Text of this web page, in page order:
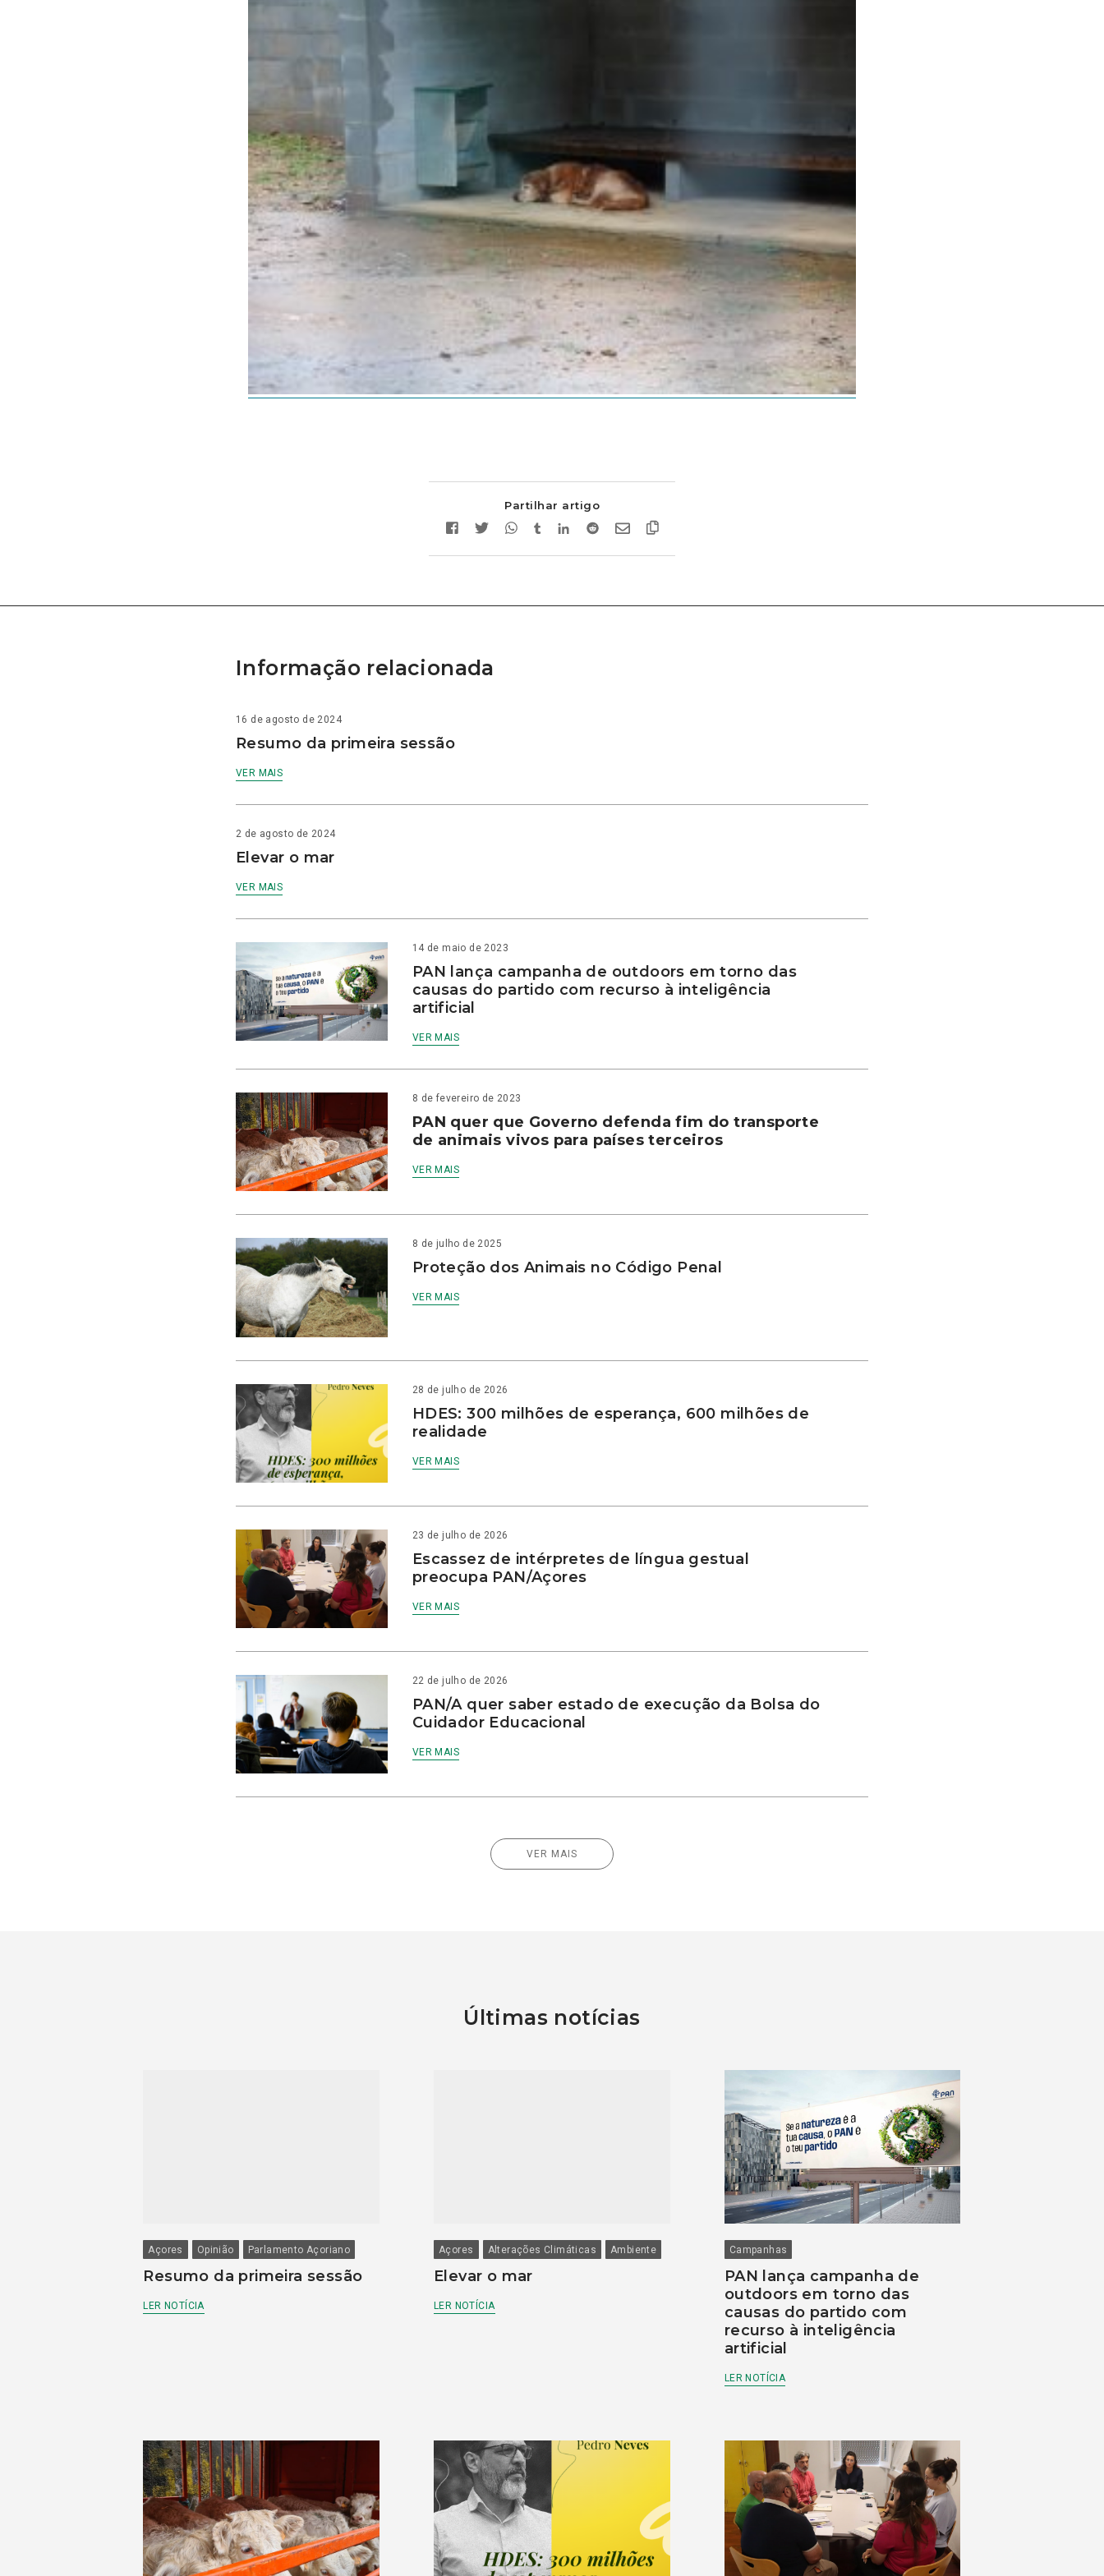
Partilhar artigo
Informação relacionada
16 de agosto de 2024
Resumo da primeira sessão
VER MAIS
2 de agosto de 2024
Elevar o mar
VER MAIS
14 de maio de 2023
PAN lança campanha de outdoors em torno das
causas do partido com recurso à inteligência
artificial
VER MAIS
8 de fevereiro de 2023
PAN quer que Governo defenda fim do transporte
de animais vivos para países terceiros
VER MAIS
8 de julho de 2025
Proteção dos Animais no Código Penal
VER MAIS
28 de julho de 2026
HDES: 300 milhões de esperança, 600 milhões de
realidade
VER MAIS
23 de julho de 2026
Escassez de intérpretes de língua gestual
preocupa PAN/Açores
VER MAIS
22 de julho de 2026
PAN/A quer saber estado de execução da Bolsa do
Cuidador Educacional
VER MAIS
VER MAIS
Últimas notícias
Açores Opinião Parlamento Açoriano
Resumo da primeira sessão
LER NOTÍCIA
Açores Alterações Climáticas Ambiente
Elevar o mar
LER NOTÍCIA
Campanhas
PAN lança campanha de
outdoors em torno das
causas do partido com
recurso à inteligência
artificial
LER NOTÍCIA